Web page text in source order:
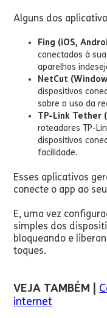
Alguns dos
Fing (iOS,
conectados à
aparelhos
NetCut
dispositivos
sobre o uso da
TP-Link Tether
roteadores TP-
dispositivos
facilidade.
Esses aplicativos
conecte o app ao
E, uma vez
simples dos
bloqueando e
toques.
VEJA TAMBÉM |
internet